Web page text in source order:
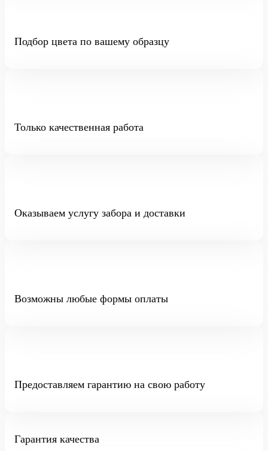
Подбор цвета по вашему образцу
Только качественная работа
Оказываем услугу забора и доставки
Возможны любые формы оплаты
Предоставляем гарантию на свою работу
Гарантия качества